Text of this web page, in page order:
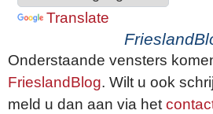
Translate
Onderstaande vensters
FrieslandBlog. Wilt u ook
meld u dan aan via het